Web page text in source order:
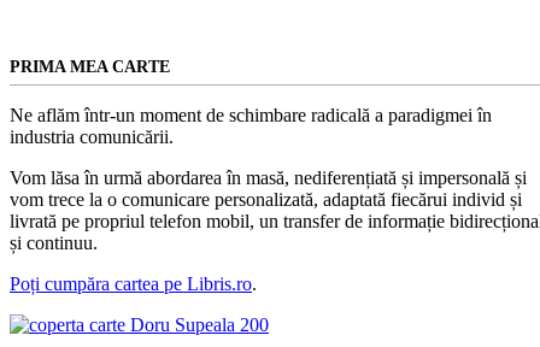
PRIMA MEA CARTE
Ne aflăm într-un moment de schimbare radicală a paradigmei în
industria comunicării.
Vom lăsa în urmă abordarea în masă, nediferențiată și impersonală și
vom trece la o comunicare personalizată, adaptată fiecărui individ și
livrată pe propriul telefon mobil, un transfer de informație
și continuu.
Poți cumpăra cartea pe Libris.ro.